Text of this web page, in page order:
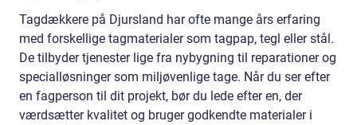
Tagdækkere på Djursland har ofte mange års erfaring
med forskellige tagmaterialer som tagpap, tegl eller stål.
De tilbyder tjenester lige fra nybygning til reparationer og
specialløsninger som miljøvenlige tage. Når du ser efter
en fagperson til dit projekt, bør du lede efter en, der
værdsætter kvalitet og bruger godkendte materialer i